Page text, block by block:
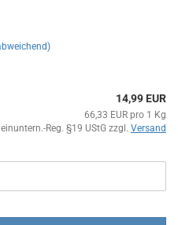
14,99 EUR
66,33 EUR pro 1 Kg
Reg. §19 UStG zzgl. Versand